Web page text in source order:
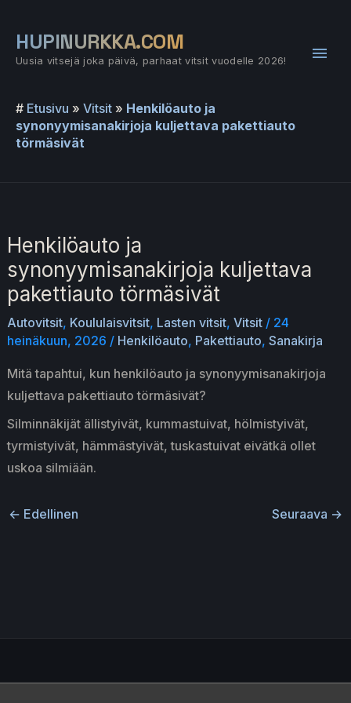
sisältöön
HUPINURKKA.COM
Uusia vitsejä joka päivä, parhaat vitsit vuodelle 2026!
# Etusivu » Vitsit » Henkilöauto ja
synonyymisanakirjoja kuljettava pakettiauto
törmäsivät
Henkilöauto ja
synonyymisanakirjoja kuljettava
pakettiauto törmäsivät
Autovitsit, Koululaisvitsit, Lasten vitsit, Vitsit/ 24
heinäkuun, 2026 / Henkilöauto, Pakettiauto, Sanakirja
Mitä tapahtui, kun henkilöauto ja synonyymisanakirjoja
kuljettava pakettiauto törmäsivät?
Silminnäkijät ällistyivät, kummastuivat, hölmistyivät,
tyrmistyivät, hämmästyivät, tuskastuivat eivätkä ollet
uskoa silmiään.
← Edellinen Seuraava →